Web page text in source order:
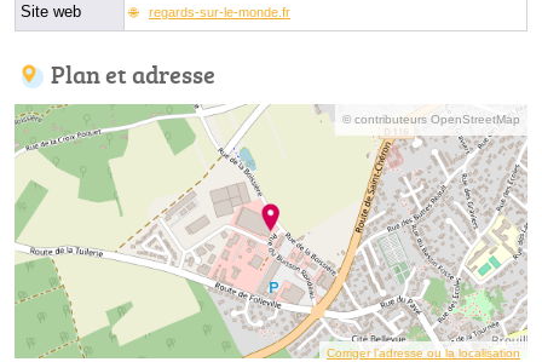
Site web regards-sur-le-monde.fr
Plan et adresse
© contributeurs OpenStreetMap
Corriger l’adresse ou la localisation